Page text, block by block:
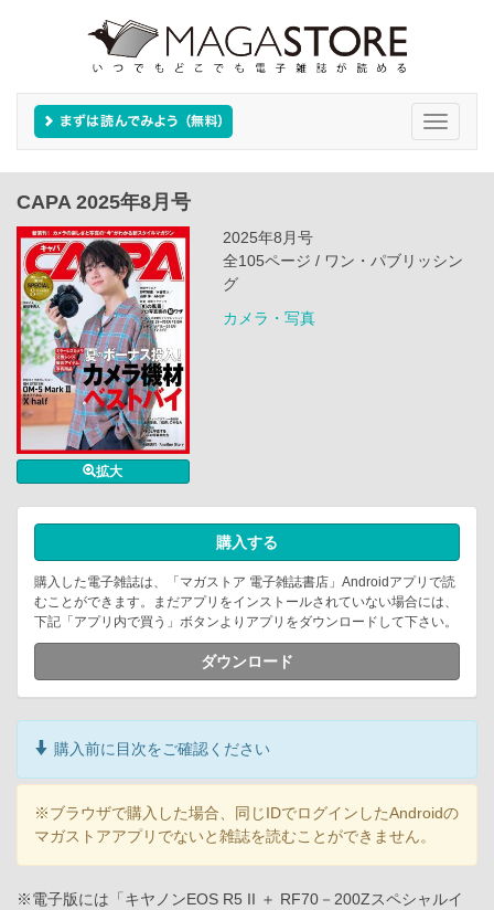
Toggle
CAPA 2025年8月号
拡大
2025年8月号
全105ページ / ワン・パブリッシン
グ
カメラ・写真
購入する
購入した電子雑誌は、「マガストア 電子雑誌書店」Androidアプリで読
むことができます。まだアプリをインストールされていない場合には、
下記「アプリ内で買う」ボタンよりアプリをダウンロードして下さい。
ダウンロード
購入前に目次をご確認ください
※ブラウザで購入した場合、同じIDでログインしたAndroidの
マガストアアプリでないと雑誌を読むことができません。
※電子版には「キヤノンEOS R5 II ＋ RF70－200Zスペシャルイ